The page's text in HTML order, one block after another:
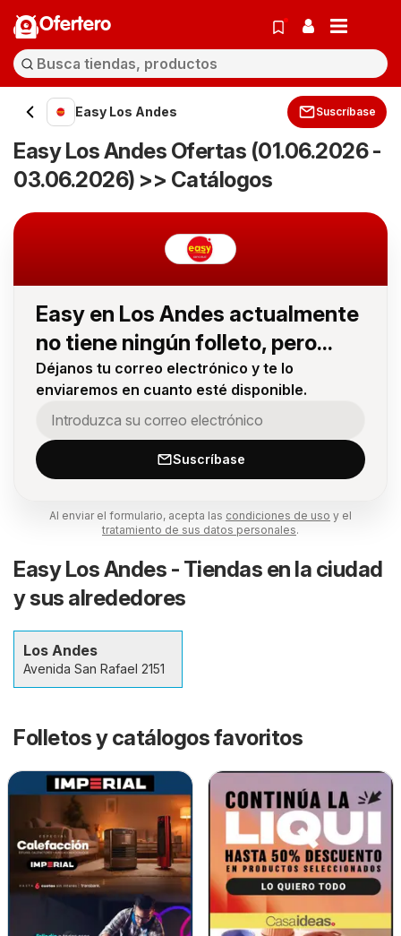
Ofertero
Easy Los Andes Suscríbase
Easy Los Andes Ofertas (01.06.2026 -
03.06.2026) >> Catálogos
Easy en Los Andes actualmente
no tiene ningún folleto, pero...
Déjanos tu correo electrónico y te lo
enviaremos en cuanto esté disponible.
Suscríbase
Al enviar el formulario, acepta las condiciones de uso y el
tratamiento de sus datos personales.
Easy Los Andes - Tiendas en la ciudad
y sus alrededores
Los Andes
Avenida San Rafael 2151
Folletos y catálogos favoritos